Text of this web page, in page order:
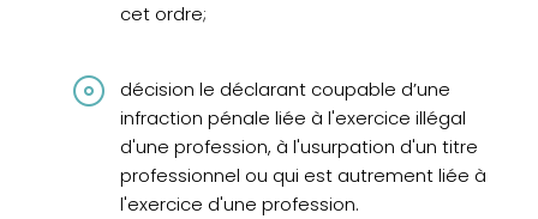
cet ordre;
décision le déclarant coupable d’une
infraction pénale liée à l'exercice illégal
d'une profession, à l'usurpation d'un titre
professionnel ou qui est autrement liée à
l'exercice d'une profession.